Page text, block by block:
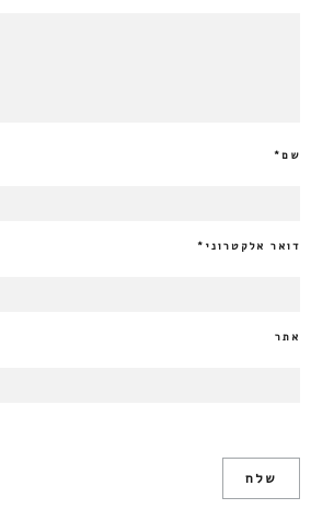
שם*
דואר אלקטרוני *
אתר